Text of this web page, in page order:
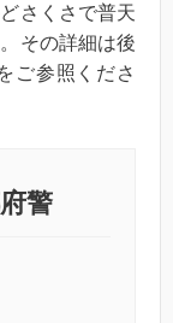
さくさで普天
その詳細は後
ご参照くださ
警